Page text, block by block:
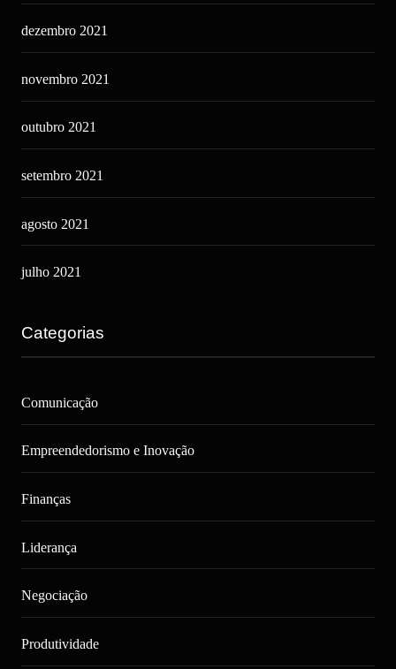
dezembro 2021
novembro 2021
outubro 2021
setembro 2021
agosto 2021
julho 2021
Categorias
Comunicação
Empreendedorismo e Inovação
Finanças
Liderança
Negociação
Produtividade